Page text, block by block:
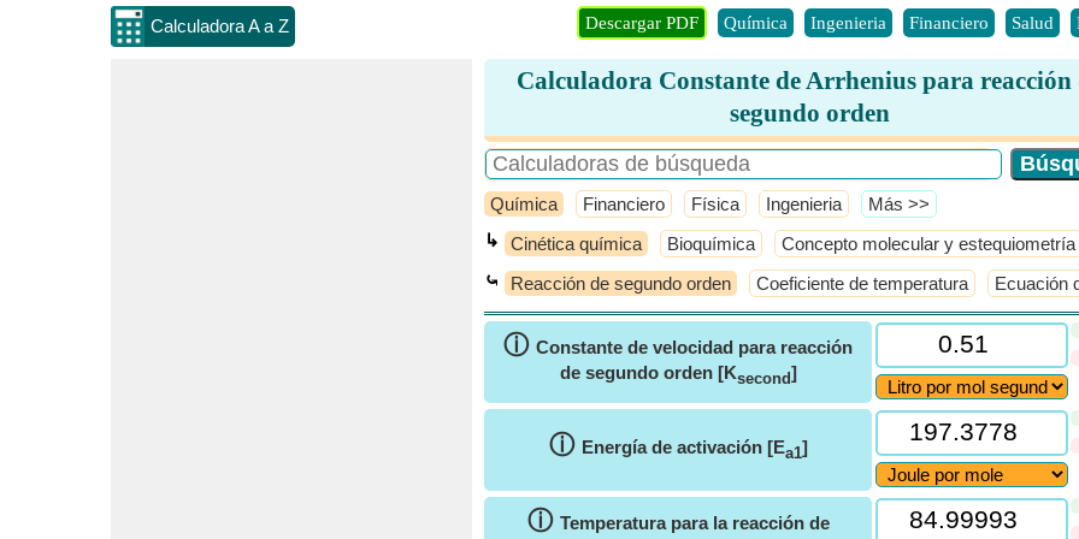
Calculadora A a Z Descargar PDF Química Ingenieria Financiero Salud
Calculadora Constante de Arrhenius para reacción
segundo orden
Química Financiero Física Ingenieria ​Más >>
↳ Cinética química Bioquímica Concepto molecular y estequiometría
⤿ Reacción de segundo orden Coeficiente de temperatura Ecuación
ⓘ Constante de velocidad para reacción
de segundo orden [Ksecond]
ⓘ Energía de activación [Ea1]
ⓘ Temperatura para la reacción de